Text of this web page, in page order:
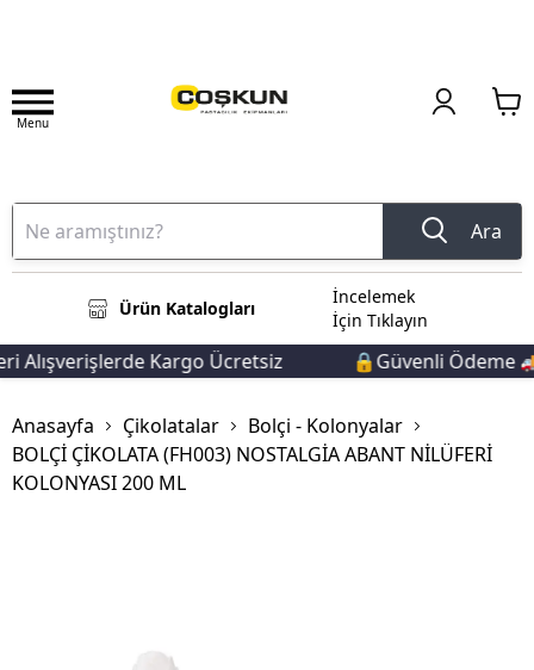
Menu
Ara
Ürün Katalogları
İncelemek
İçin Tıklayın
Alışverişlerde Kargo Ücretsiz 🔒Güvenli Ödeme
Anasayfa Çikolatalar
Bolçi - Kolonyalar
BOLÇİ ÇİKOLATA (FH003) NOSTALGİA ABANT NİLÜFERİ
KOLONYASI 200 ML